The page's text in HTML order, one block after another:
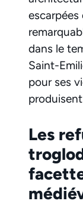
escarpées
dans le
Saint-
pour ses
Les